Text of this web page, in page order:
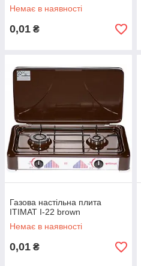
Немає в наявності
0,01 ₴
Газова настільна плита
ITIMAT I-22 brown
Немає в наявності
0,01 ₴